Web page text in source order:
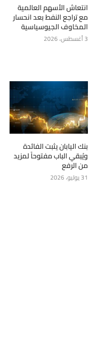
انتعاش الأسهم العالمية
مع تراجع النفط بعد انحسار
المخاوف الجيوسياسية
3 أغسطس، 2026
بنك اليابان يثبت الفائدة
ويُبقي الباب مفتوحاً لمزيد
من الرفع
31 يوليو، 2026